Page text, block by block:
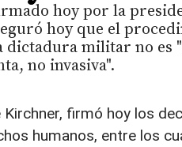
hoy por la
hoy que el
dictadura militar no es
no invasiva".
firmó hoy los
humanos, entre los